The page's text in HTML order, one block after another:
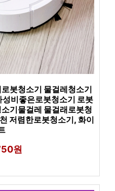
봇청소기 물걸레청소기
비좋은로봇청소기 로봇
기물걸레 물걸래로봇청
저렴한로봇청소기, 화이
원